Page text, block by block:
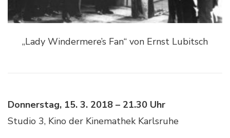
„Lady Windermere’s Fan“ von Ernst Lubitsch
Donnerstag, 15. 3. 2018 – 21.30 Uhr
Studio 3, Kino der Kinemathek Karlsruhe